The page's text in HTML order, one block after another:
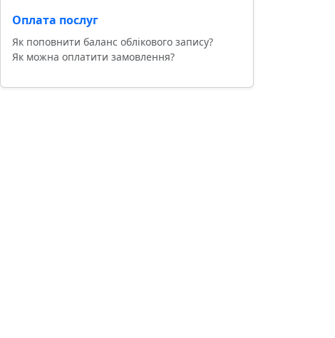
Оплата послуг
Як поповнити баланс облікового запису?
Як можна оплатити замовлення?